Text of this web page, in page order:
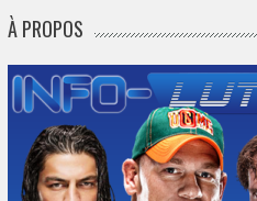
À PROPOS